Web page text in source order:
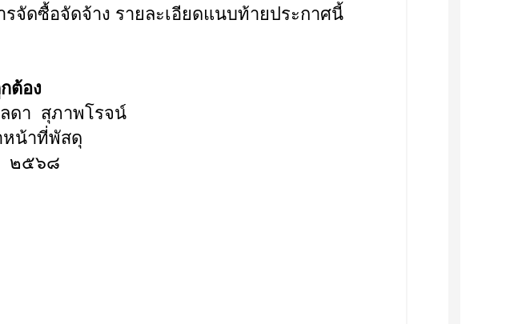
จัดซื้อจัดจ้าง รายละเอียดแนบท้ายประกาศนี้
ต้อง
ดา สุภาพโรจน์
หน้าที่พัสดุ
๒๕๖๘